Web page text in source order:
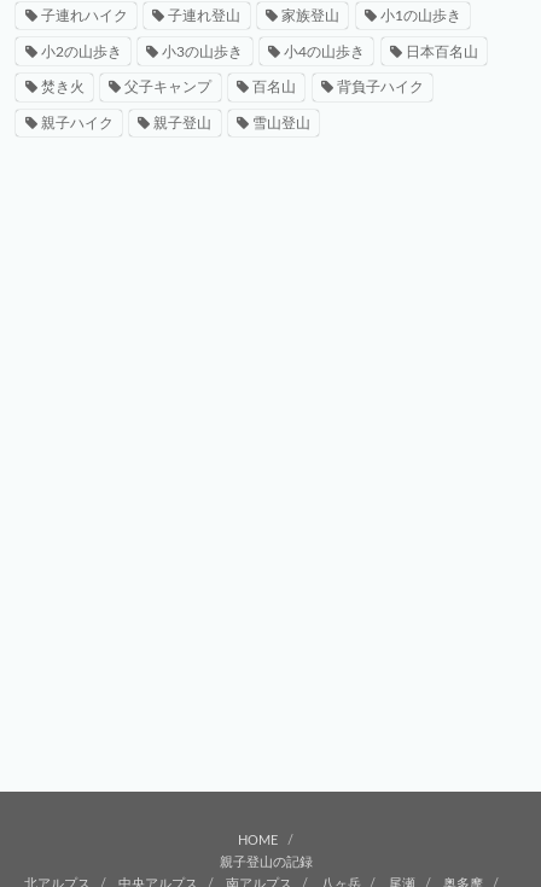
子連れハイク 子連れ登山 家族登山 小1の山歩き
小2の山歩き 小3の山歩き 小4の山歩き 日本百名山
焚き火 父子キャンプ 百名山 背負子ハイク
親子ハイク 親子登山 雪山登山
HOME
親子登山の記録
北アルプス
中央アルプス 南アルプス 八ヶ岳 尾瀬 奥多摩